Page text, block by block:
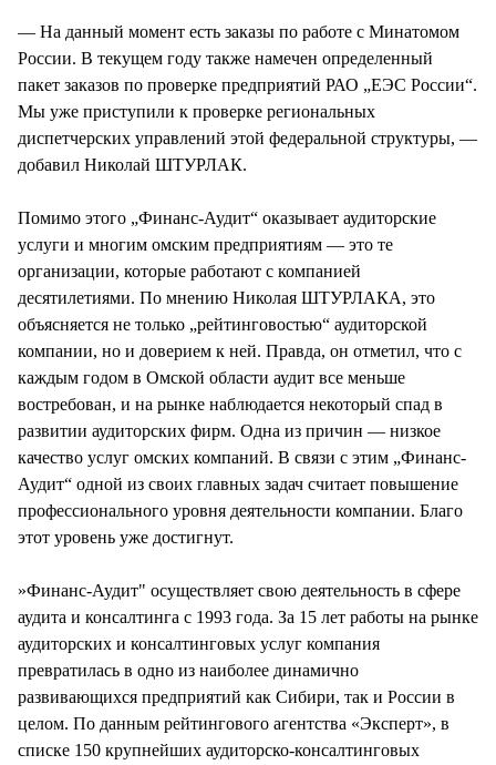
— На данный момент есть заказы по работе с Минатомом
России. В текущем году также намечен определенный
пакет заказов по проверке предприятий РАО „ЕЭС России“.
Мы уже приступили к проверке региональных
диспетчерских управлений этой федеральной структуры, —
добавил Николай ШТУРЛАК.
Помимо этого „Финанс-Аудит“ оказывает аудиторские
услуги и многим омским предприятиям — это те
организации, которые работают с компанией
десятилетиями. По мнению Николая ШТУРЛАКА, это
объясняется не только „рейтинговостью“ аудиторской
компании, но и доверием к ней. Правда, он отметил, что с
каждым годом в Омской области аудит все меньше
востребован, и на рынке наблюдается некоторый спад в
развитии аудиторских фирм. Одна из причин — низкое
качество услуг омских компаний. В связи с этим „Финанс-
Аудит“ одной из своих главных задач считает повышение
профессионального уровня деятельности компании. Благо
этот уровень уже достигнут.
»Финанс-Аудит" осуществляет свою деятельность в сфере
аудита и консалтинга с 1993 года. За 15 лет работы на рынке
аудиторских и консалтинговых услуг компания
превратилась в одно из наиболее динамично
развивающихся предприятий как Сибири, так и России в
целом. По данным рейтингового агентства «Эксперт», в
списке 150 крупнейших аудиторско-консалтинговых